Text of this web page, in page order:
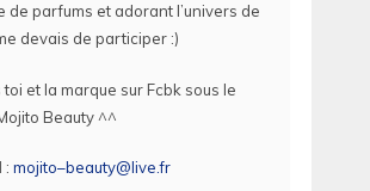
de parfums et adorant l’univers de
devais de participer :)
toi et la marque sur Fcbk sous le
Beauty ^^
: mojito–beauty@live.fr